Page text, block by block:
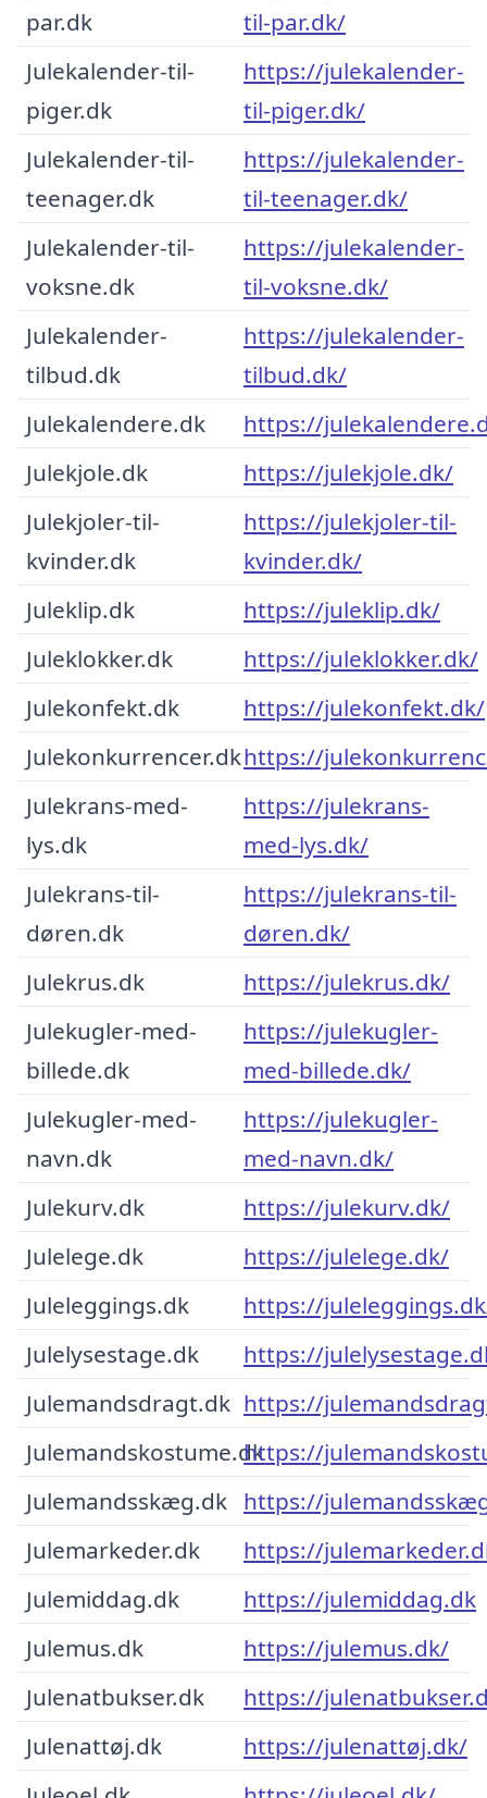
par.dk
til-par.dk/
Julekalender-til-
piger.dk
https://julekalender-
til-piger.dk/
Julekalender-til-
teenager.dk
https://julekalender-
til-teenager.dk/
Julekalender-til-
voksne.dk
https://julekalender-
til-voksne.dk/
Julekalender-
tilbud.dk
https://julekalender-
tilbud.dk/
Julekalendere.dk
https://
Julekjole.dk
https://julekjole.dk/
Julekjoler-til-
kvinder.dk
https://julekjoler-til-
kvinder.dk/
Juleklip.dk
https://juleklip.dk/
Juleklokker.dk
https://juleklokker.dk/
Julekonfekt.dk
https://julekonfekt.dk/
Julekonkurrencer.dkhttps://
Julekrans-med-
lys.dk
https://julekrans-
med-lys.dk/
Julekrans-til-
døren.dk
https://julekrans-til-
døren.dk/
Julekrus.dk
https://julekrus.dk/
Julekugler-med-
billede.dk
https://julekugler-
med-billede.dk/
Julekugler-med-
navn.dk
https://julekugler-
med-navn.dk/
Julekurv.dk
https://julekurv.dk/
Julelege.dk
https://julelege.dk/
Juleleggings.dk
https://
Julelysestage.dk
https://
Julemandsdragt.dk https://
Julemandskostume.dkhttps://
Julemandsskæg.dk https://
Julemarkeder.dk
https://
Julemiddag.dk
https://julemiddag.dk
Julemus.dk
https://julemus.dk/
Julenatbukser.dk
https://
Julenattøj.dk
https://julenattøj.dk/